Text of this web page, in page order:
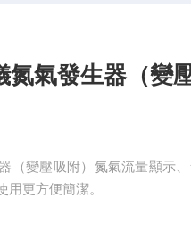
氣發生器（變
（變壓吸附）氮氣流量顯示
更方便簡潔。